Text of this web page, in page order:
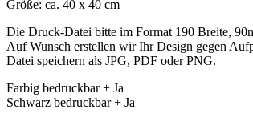
Größe: ca. 40 x 40 cm
Die Druck-Datei bitte im Format 190 Breite,
Auf Wunsch erstellen wir Ihr Design gegen
Datei speichern als JPG, PDF oder PNG.
Farbig bedruckbar + Ja
Schwarz bedruckbar + Ja